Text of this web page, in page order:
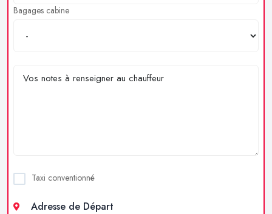
Bagages cabine
Taxi conventionné
Adresse de Départ